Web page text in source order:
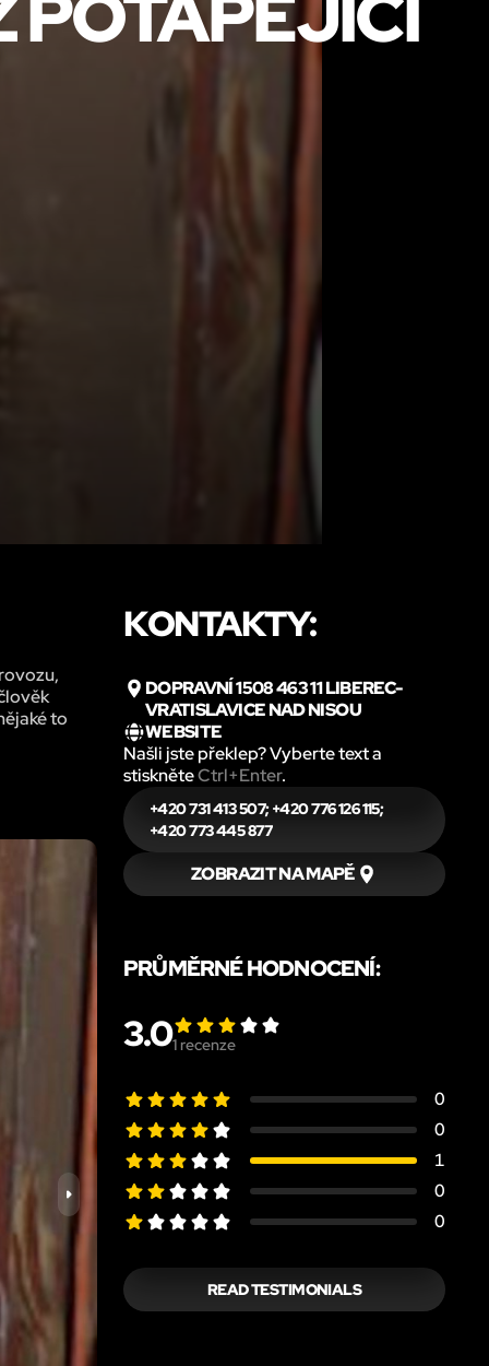
to
KONTAKTY:
DOPRAVNÍ 1508 463 11 LIBEREC-
VRATISLAVICE NAD NISOU
WEBSITE
Našli jste překlep? Vyberte text a
stiskněteCtrl+Enter.
+420 731 413 507; +420 776 126 115;
+420 773 445 877
ZOBRAZIT NA MAPĚ
PRŮMĚRNÉ HODNOCENÍ:
3.01 recenze
0
0
1
0
0
READ TESTIMONIALS